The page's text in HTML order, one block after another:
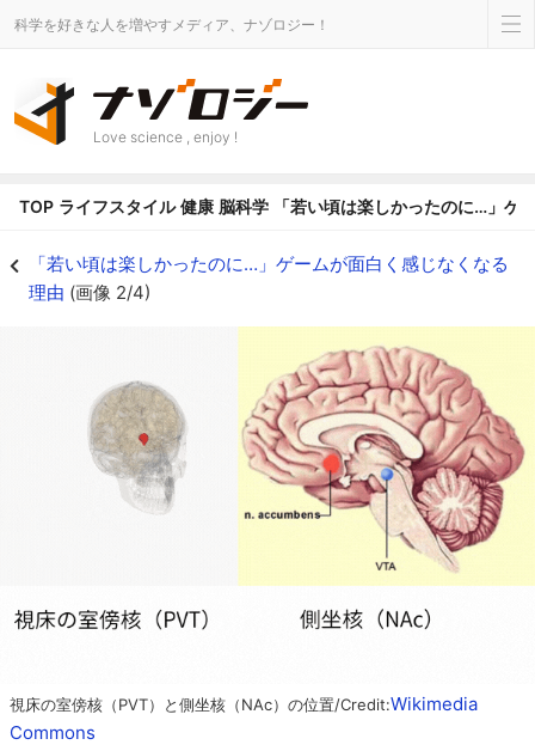
科学を好きな人を増やすメディア、ナゾロジー！
Love science , enjoy !
TOP ライフスタイル 健康 脳科学 「若い頃は楽しかったのに…」ゲ
「若い頃は楽しかったのに…」ゲームが面白く感じなくなる
理由 (画像 2/4)
視床の室傍核（PVT）と側坐核（NAc）の位置/Credit:Wikimedia
Commons